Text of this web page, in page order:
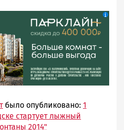
было опубликовано: 1
стартует лыжный
2014"